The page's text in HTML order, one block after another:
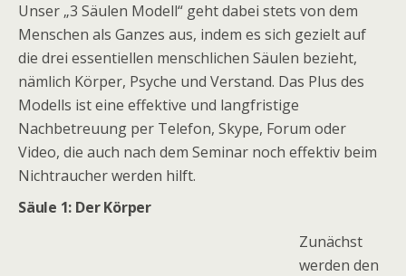
Unser „3 Säulen Modell“ geht dabei stets von dem
Menschen als Ganzes aus, indem es sich gezielt auf
die drei essentiellen menschlichen Säulen bezieht,
nämlich Körper, Psyche und Verstand. Das Plus des
Modells ist eine effektive und langfristige
Nachbetreuung per Telefon, Skype, Forum oder
Video, die auch nach dem Seminar noch effektiv beim
Nichtraucher werden hilft.
Säule 1: Der Körper
Zunächst
werden den